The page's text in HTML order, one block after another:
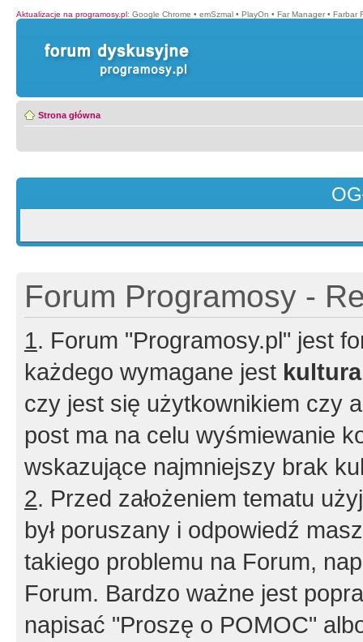
Aktualizacje na programosy.pl: Google Chrome • emSzmal • PlayOn • Far Manager • Farbar
Strona główna
Forum Programosy -
1. Forum "Programosy.pl" jest
każdego wymagane jest
czy jest się użytkownikiem czy
post ma na celu wyśmiewanie
wskazujące najmniejszy brak
2. Przed założeniem tematu
był poruszany i odpowiedź
takiego problemu na Forum,
Forum. Bardzo ważne jest
napisać "Proszę o POMOC"